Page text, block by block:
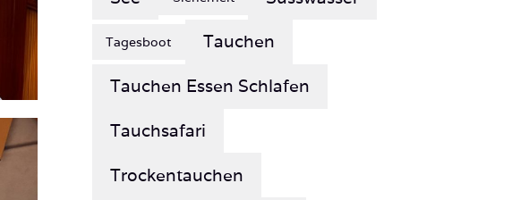
Tauchen
Tauchen Essen Schlafen
Tauchsafari
Trockentauchen
Wiederholungstäterin